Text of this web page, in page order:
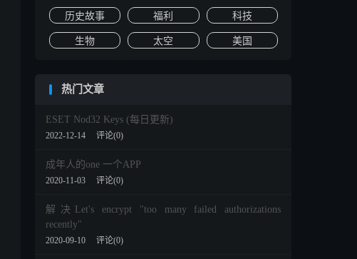
历史故事 福利 科技
生物 太空 美国
热门文章
ESET Nod32 Keys (每日更新)
2022-12-14 评论(0)
成年人的one 一个APP
2020-11-03 评论(0)
解决Let's encrypt "too many failed authorizations
recently"
2020-09-10 评论(0)